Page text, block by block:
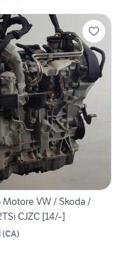
Motore VW / Skoda /
CJZC [14/-]
(CA)